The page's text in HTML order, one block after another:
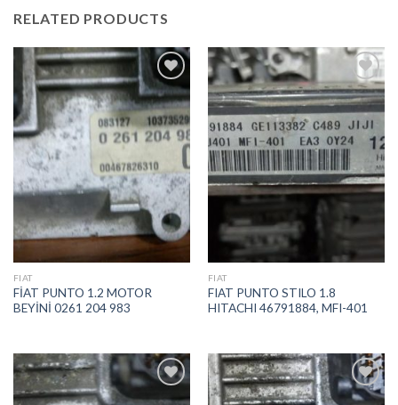
RELATED PRODUCTS
İstek
Listeme
FIAT
FİAT PUNTO 1.2 MOTOR
BEYİNİ 0261 204 983
İstek
Listeme
Ekle
FIAT
FIAT PUNTO STILO 1.8
HITACHI 46791884, MFI-401